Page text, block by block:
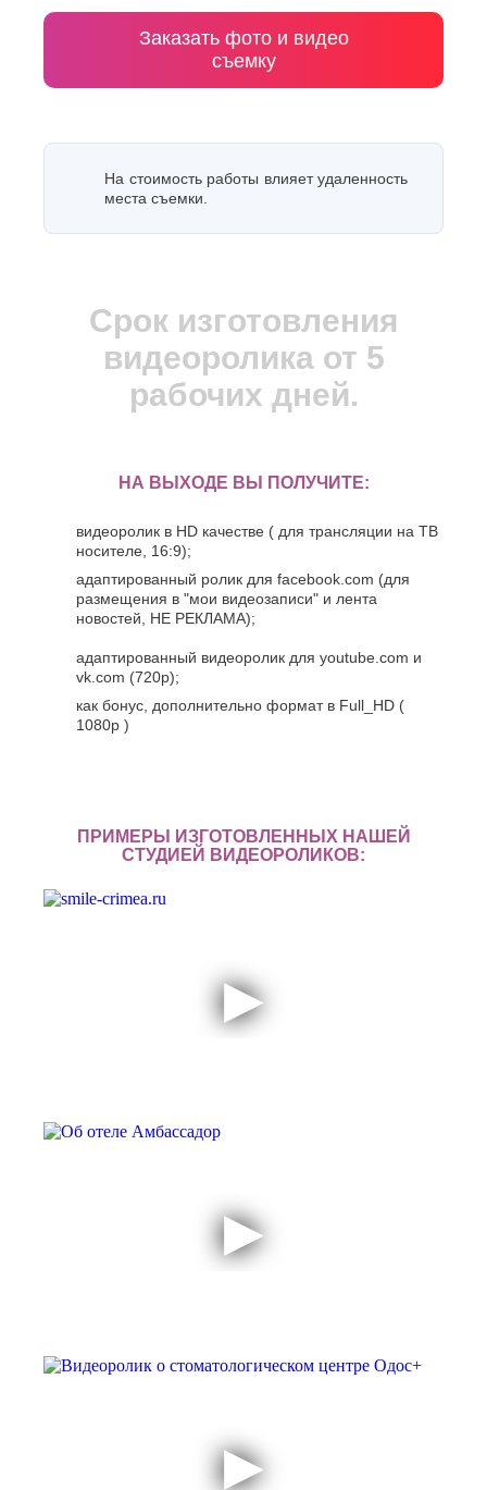
Заказать фото и видео
съемку
На стоимость работы влияет удаленность
места съемки.
Срок изготовления
видеоролика от 5
рабочих дней.
НА ВЫХОДЕ ВЫ ПОЛУЧИТЕ:
видеоролик в HD качестве ( для трансляции на ТВ
носителе, 16:9);
адаптированный ролик для facebook.com (для
размещения в "мои видеозаписи" и лента
новостей, НЕ РЕКЛАМА);
адаптированный видеоролик для youtube.com и
vk.com (720p);
как бонус, дополнительно формат в Full_HD (
1080p )
ПРИМЕРЫ ИЗГОТОВЛЕННЫХ НАШЕЙ
СТУДИЕЙ ВИДЕОРОЛИКОВ: